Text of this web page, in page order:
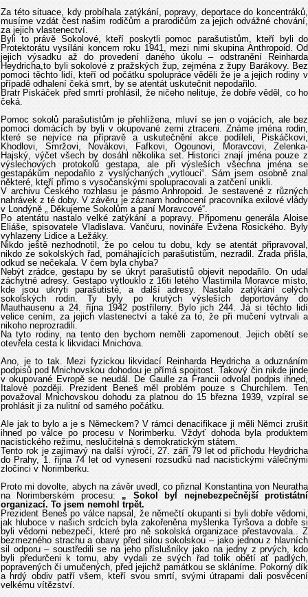
Za této situace, kdy probíhala zatýkání, popravy, deportace do koncentráků,
musíme vzdát čest našim rodičům a prarodičům za jejich odvážné chování,
za jejich vlastenectví.
Byli to právě Sokolové, kteří poskytli pomoc parašutistům, kteří byli do
Protektorátu vysíláni koncem roku 1941, mezi nimi skupina Anthropoid. Od
jejich výsadku až do provedení daného úkolu – odstranění Reinharda
Heydricha,to byli sokolové z pražských žup, zejména z župy Barákovy. Bez
pomoci těchto lidí, kteří od počátku spolupráce věděli že je a jejich rodiny v
případě odhalení čeká smrt, by se atentát uskutečnit nepodařilo.
Bratr Piskáček před smrtí prohlásil, že ničeho nelituje, že dobře věděl, co ho
čeká.
Pomoc sokolů parašutistům je přehlížena, mluví se jen o vojácích, ale bez
pomoci domácích by byli v okupované zemi ztraceni. Známe jména rodin,
které se nejvíce na přípravě a uskutečnění akce podíleli, Piskáčkovi,
Khodlovi, Smržovi, Novákovi, Fafkovi, Ogounovi, Moravcovi, Zelenka-
Hajský, výčet všech by dosáhl několika set. Historici znají jména pouze z
výslechových protokolů gestapa, ale při výsleších všechna jména se
gestapákům nepodařilo z vyslýchaných „vytlouci“. Sám jsem osobně znal
některé, kteří přímo s vysočanskými spolupracovali a zatčení unikli.
V archivu Českého rozhlasu je pásmo Anhropoid. Je sestavené z různých
nahrávek z té doby. V závěru je záznam hodnocení pracovníka exilové vlády
v Londýně „ Děkujeme Sokolům a paní Moravcové“.
Po atentátu nastalo velké zatýkání a popravy. Připomenu generála Aloise
Eliáše, spisovatele Vladislava. Vančuru, novináře Evžena Rosického. Byly
vyhlazeny Lidice a Ležáky.
Nikdo ještě nezhodnotil, že po celou tu dobu, kdy se atentát připravoval,
nikdo ze sokolských řad, pomáhajících parašutistům, nezradil. Zrada přišla,
odkud se nečekala. V čem byla chyba?
Nebýt zrádce, gestapu by se úkryt parašutistů objevit nepodařilo. On udal
záchytné adresy. Gestapo vytlouklo z 16ti letého Vlastimila Moravce místo,
kde jsou ukryti parašutisté, a další adresy. Nastalo zatýkání celých
sokolských rodin. Ty byly po krutých výsleších deportovány do
Mauthausenu a 24. října 1942 postříleny. Bylo jich 244. Já si těchto lidí
velice cením, za jejich vlastenectví a také za to, že při mučení vytrvali a
nikoho neprozradili.
Na tyto rodiny, na tento den bychom neměli zapomenout. Jejich obětí se
otevřela cesta k likvidaci Mnichova.
Ano, je to tak. Mezi fyzickou likvidací Reinharda Heydricha a oduznáním
podpisů pod Mnichovskou dohodou je přímá spojitost. Takový čin nikde jinde
v okupované Evropě se neudál. De Gaulle za Francii odvolal podpis ihned,
Italové později. Prezident Beneš měl problém pouze s Churchilem. Ten
považoval Mnichovskou dohodu za platnou do 15 března 1939, vzpíral se
prohlásit ji za nulitní od samého počátku.
Ale jak to bylo a je s Německem? V rámci denacifikace ji měli Němci zrušit
ihned po válce po procesu v Norimberku. Vždyť dohoda byla produktem
nacistického režimu, neslučitelná s demokratickým státem.
Tento rok je zajímavý na další výročí, 27. září 79 let od příchodu Heydricha
do Prahy, 1. října 74 let od vynesení rozsudků nad nacistickými válečnými
zločinci v Norimberku.
Proto mi dovolte, abych na závěr uvedl, co přiznal Konstantina von Neuratha
na Norimberském procesu: „ Sokol byl nejnebezpečnější protistátní
organizací. To jsem nemohl trpět.
Prezident Beneš po válce napsal, že němečtí okupanti si byli dobře vědomi,
jak hluboce v našich srdcích byla zakořeněna myšlenka Tyršova a dobře si
byli vědomi nebezpečí, které pro ně sokolská organizace přestavovala.. Z
bezmezného strachu a obavy před silou sokolskou – jako jednou z hlavních
sil odporu – soustředili se na jeho příslušníky jako na jedny z prvých, kdo
byli předurčeni k tomu, aby vydali ze svých řad tolik obětí ať padlých,
popravených či umučených, před jejichž památkou se skláníme. Pokorný dík
a hrdý obdiv patří všem, kteří svou smrtí, svými útrapami dali posvěcení
velkému vítězství.